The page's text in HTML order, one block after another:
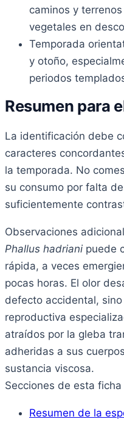
caminos y
vegetales en
Temporada
y otoño,
periodos
Resumen para
La identificación debe
caracteres
la temporada. No
su consumo por falta
suficientemente
Observaciones
Phallus hadriani puede
rápida, a veces
pocas horas. El olor
defecto accidental,
reproductiva
atraídos por la gleba
adheridas a sus
sustancia viscosa.
Secciones de esta ficha
Resumen de la